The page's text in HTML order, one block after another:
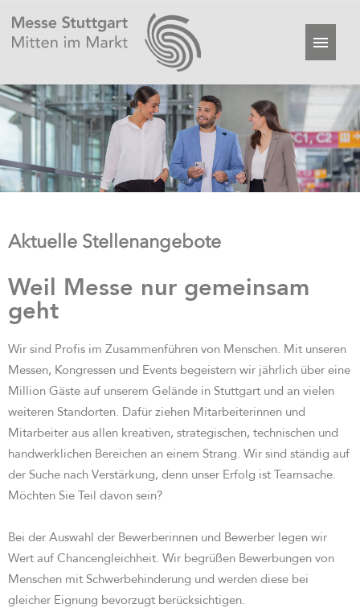
Aktuelle Stellenangebote
Weil Messe nur gemeinsam
geht
Wir sind Profis im Zusammenführen von Menschen. Mit unseren
Messen, Kongressen und Events begeistern wir jährlich über eine
Million Gäste auf unserem Gelände in Stuttgart und an vielen
weiteren Standorten. Dafür ziehen Mitarbeiterinnen und
Mitarbeiter aus allen kreativen, strategischen, technischen und
handwerklichen Bereichen an einem Strang. Wir sind ständig auf
der Suche nach Verstärkung, denn unser Erfolg ist Teamsache.
Möchten Sie Teil davon sein?
Bei der Auswahl der Bewerberinnen und Bewerber legen wir
Wert auf Chancengleichheit. Wir begrüßen Bewerbungen von
Menschen mit Schwerbehinderung und werden diese bei
gleicher Eignung bevorzugt berücksichtigen.